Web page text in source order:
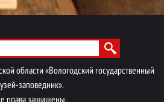
footer
области «Вологодский государственный
заповедник».
права защищены.